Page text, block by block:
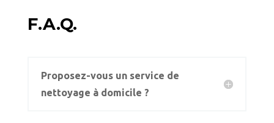
F.A.Q.
Proposez-vous un service de
nettoyage à domicile ?